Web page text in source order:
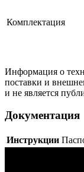
Комплектация
Информация о
поставки и
и не является
Документация
Инструкции